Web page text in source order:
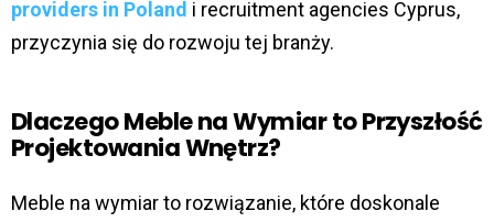
providers in Poland i recruitment agencies Cyprus,
przyczynia się do rozwoju tej branży.
Dlaczego Meble na Wymiar to Przyszłość
Projektowania Wnętrz?
Meble na wymiar to rozwiązanie, które doskonale